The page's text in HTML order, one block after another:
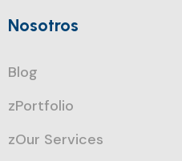
Nosotros
Blog
zPortfolio
zOur Services